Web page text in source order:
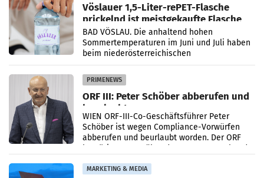
Vöslauer 1,5-Liter-rePET-Flasche
prickelnd ist meistgekaufte Flasche
Österreichs
BAD VÖSLAU. Die anhaltend hohen
Sommertemperaturen im Juni und Juli haben
beim niederösterreichischen
Getränkehersteller Vöslauer zu deutlichen
Absatzzuwächsen geführt. Während
PRIMENEWS
ORF III: Peter Schöber abberufen und
beurlaubt
WIEN ORF-III-Co-Geschäftsführer Peter
Schöber ist wegen Compliance-Vorwürfen
abberufen und beurlaubt worden. Der ORF
bestätigte gegenüber der APA entsprechende
MARKETING & MEDIA